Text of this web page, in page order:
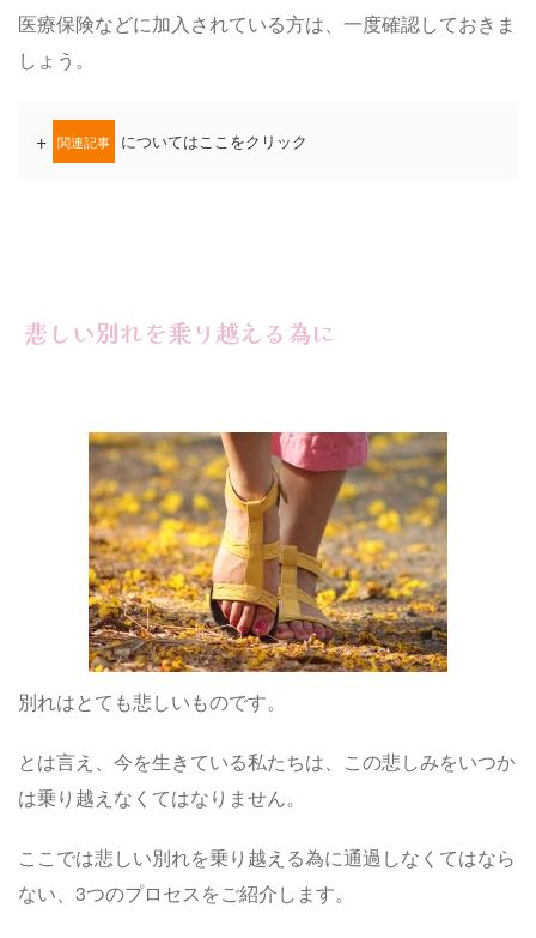
医療保険などに加入されている方は、一度確認しておきま
しょう。
+ 関連記事 についてはここをクリック
悲しい別れを乗り越える為に
別れはとても悲しいものです。
とは言え、今を生きている私たちは、この悲しみをいつか
は乗り越えなくてはなりません。
ここでは悲しい別れを乗り越える為に通過しなくてはなら
ない、3つのプロセスをご紹介します。